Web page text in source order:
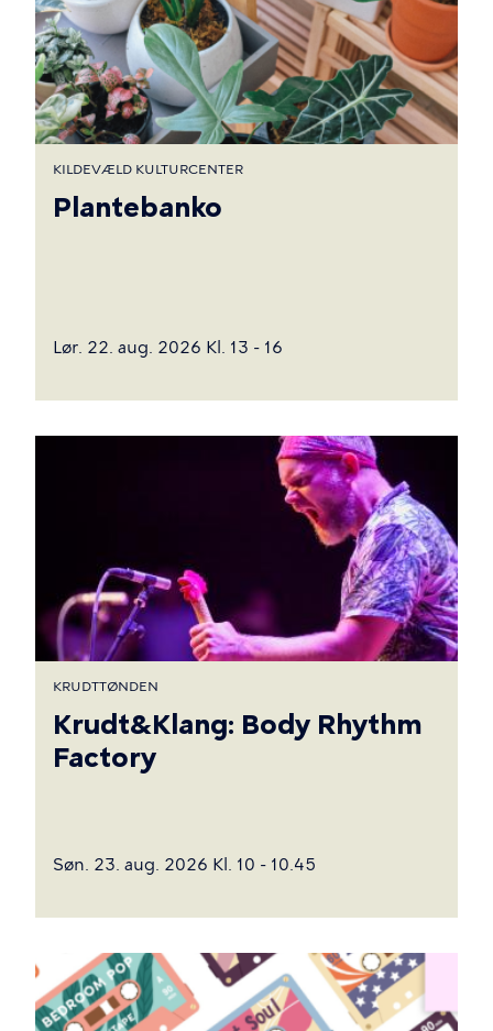
KILDEVÆLD KULTURCENTER
Plantebanko
Lør. 22. aug. 2026 Kl. 13 - 16
KRUDTTØNDEN
Krudt&Klang: Body Rhythm
Factory
Søn. 23. aug. 2026 Kl. 10 - 10.45